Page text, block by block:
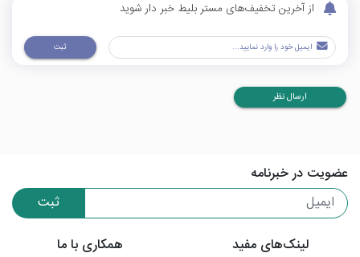
از آخرین تخفیف‌های مستر بلیط خبر دار شوید
ثبت
ارسال نظر
عضویت در خبرنامه
ثبت
لینک‌های مفید
همکاری با ما